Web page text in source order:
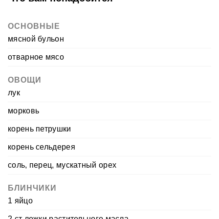
ОСНОВНЫЕ
мясной бульон
отварное мясо
ОВОЩИ
лук
морковь
корень петрушки
корень сельдерея
соль, перец, мускатный орех
БЛИНЧИКИ
1 яйцо